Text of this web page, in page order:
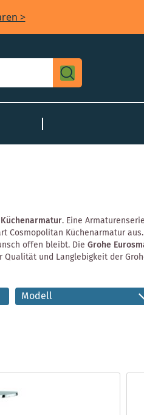
>
. Eine
Küchenarmatur
offen bleibt. Die Grohe
und Langlebigkeit der
Modell